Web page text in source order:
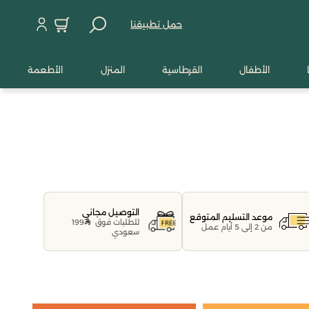
حمل تطبيقنا
الأطفال القرطاسية المنزل الأطعمة
موعد التسليم المتوقع
من 2 إلى 5 أيام عمل
التوصيل مجاني
للطلبات فوق
199
سعودي